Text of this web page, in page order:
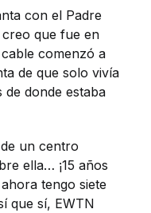
con el Padre
que fue en
comenzó a
de que solo vivía
donde estaba
un centro
ella… ¡15 años
tengo siete
que sí, EWTN